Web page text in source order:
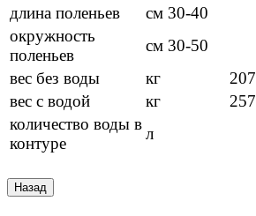
длина поленьев
см 30-40
окружность
поленьев
см 30-50
вес без воды
кг
207
вес с водой
кг
257
количество воды в
контуре
л